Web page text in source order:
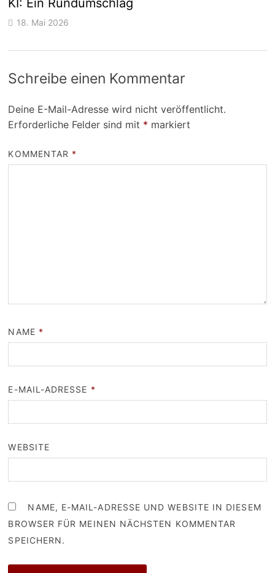
KI: Ein Rundumschlag
18. Mai 2026
Schreibe einen Kommentar
Deine E-Mail-Adresse wird nicht veröffentlicht.
Erforderliche Felder sind mit * markiert
KOMMENTAR *
NAME *
E-MAIL-ADRESSE *
WEBSITE
NAME, E-MAIL-ADRESSE UND WEBSITE IN DIESEM
BROWSER FÜR MEINEN NÄCHSTEN KOMMENTAR
SPEICHERN.